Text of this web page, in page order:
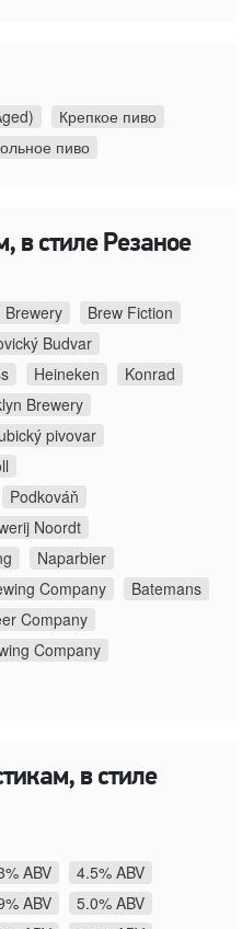
Крепкое пиво
пиво
в стиле Резаное
Brewery
Brew Fiction
Budvar
Heineken
Konrad
Brewery
pivovar
Podkováň
Noordt
Naparbier
Company
Batemans
Company
Company
в стиле
ABV
4.5% ABV
ABV
5.0% ABV